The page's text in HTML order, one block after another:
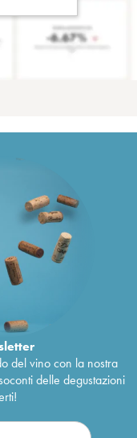
del vino con la nostra
delle degustazioni